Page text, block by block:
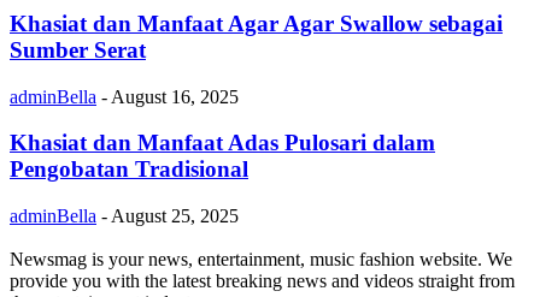
Khasiat dan Manfaat Agar Agar Swallow sebagai
Sumber Serat
adminBella - August 16, 2025
Khasiat dan Manfaat Adas Pulosari dalam
Pengobatan Tradisional
adminBella - August 25, 2025
Newsmag is your news, entertainment, music fashion website. We
provide you with the latest breaking news and videos straight from